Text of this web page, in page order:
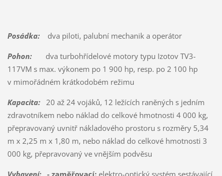
Posádka:dva piloti, palubní mechanik a operátor
Pohon:dva turbohřídelové motory typu Izotov TV3-
117VM s max. výkonem po 1 900 hp, resp. po 2 100 hp
v mimořádném krátkodobém režimu
Kapacita:20 až 24 vojáků, 12 ležících raněných s jedním
zdravotníkem nebo náklad do celkové hmotnosti 4 000 kg,
přepravovaný uvnitř nákladového prostoru s rozměry 5,34
m x 2,25 m x 1,80 m, nebo náklad do celkové hmotnosti 3
000 kg, přepravovaný ve vnějším podvěsu